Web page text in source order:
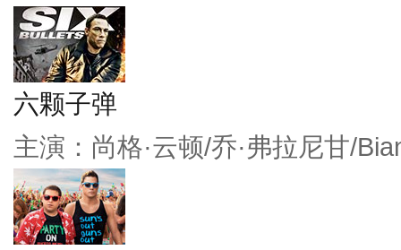
六颗子弹
主演：尚格·云顿/乔·弗拉尼甘/